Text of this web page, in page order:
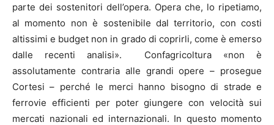
parte dei sostenitori dell’opera. Opera che, lo ripetiamo,
al momento non è sostenibile dal territorio, con costi
altissimi e budget non in grado di coprirli, come è emerso
dalle recenti analisi». Confagricoltura «non è
assolutamente contraria alle grandi opere – prosegue
Cortesi – perché le merci hanno bisogno di strade e
ferrovie efficienti per poter giungere con velocità sui
mercati nazionali ed internazionali. In questo momento